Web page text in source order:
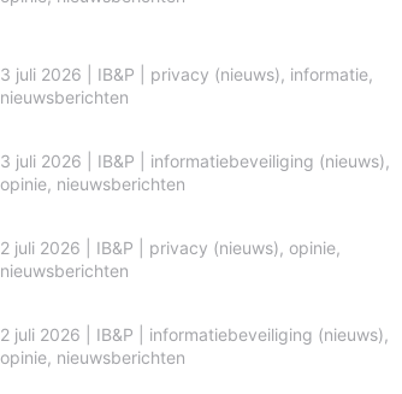
3 juli 2026 IB&P privacy (nieuws), informatie,
nieuwsberichten
3 juli 2026 IB&P informatiebeveiliging (nieuws),
opinie, nieuwsberichten
2 juli 2026 IB&P privacy (nieuws), opinie,
nieuwsberichten
2 juli 2026 IB&P informatiebeveiliging (nieuws),
opinie, nieuwsberichten